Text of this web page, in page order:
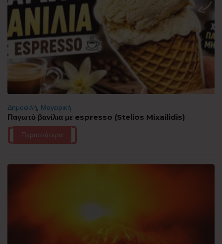
Δημοφιλή, Μαγειρική
Παγωτό βανίλια με espresso (Stelios Mixailidis)
Περισσότερα